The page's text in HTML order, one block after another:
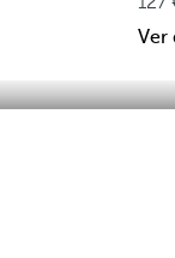
Ver